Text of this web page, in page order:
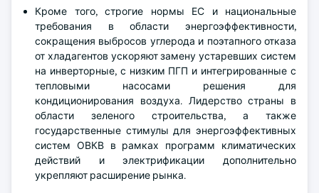
Кроме того, строгие нормы ЕС и национальные
требования в области энергоэффективности,
сокращения выбросов углерода и поэтапного отказа
от хладагентов ускоряют замену устаревших систем
на инверторные, с низким ПГП и интегрированные с
тепловыми насосами решения для
кондиционирования воздуха. Лидерство страны в
области зеленого строительства, а также
государственные стимулы для энергоэффективных
систем ОВКВ в рамках программ климатических
действий и электрификации дополнительно
укрепляют расширение рынка.